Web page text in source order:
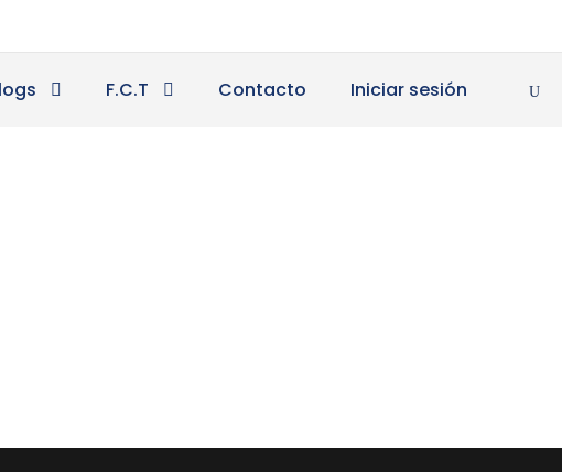
F.C.T Contacto Iniciar sesión